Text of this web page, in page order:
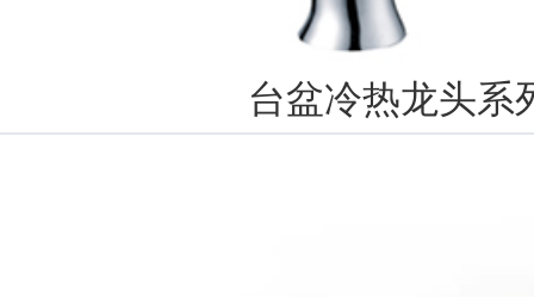
台盆冷热龙头系